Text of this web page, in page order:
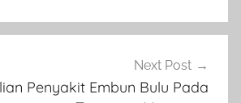
Next Post
Penyakit Embun Bulu Pada